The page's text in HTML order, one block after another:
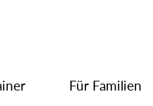
Für Familien